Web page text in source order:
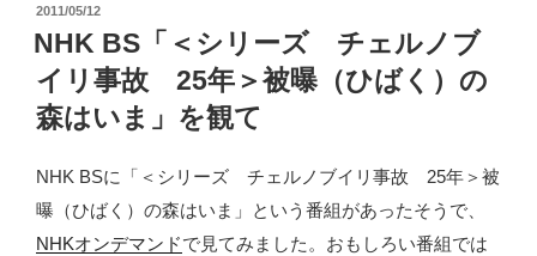
投
稿
日:
2011/05/12
NHK BS「＜シリーズ チェルノブ
イリ事故 25年＞被曝（ひばく）の
森はいま」を観て
NHK BSに「＜シリーズ チェルノブイリ事故 25年＞被
曝（ひばく）の森はいま」という番組があったそうで、
NHKオンデマンドで見てみました。おもしろい番組では